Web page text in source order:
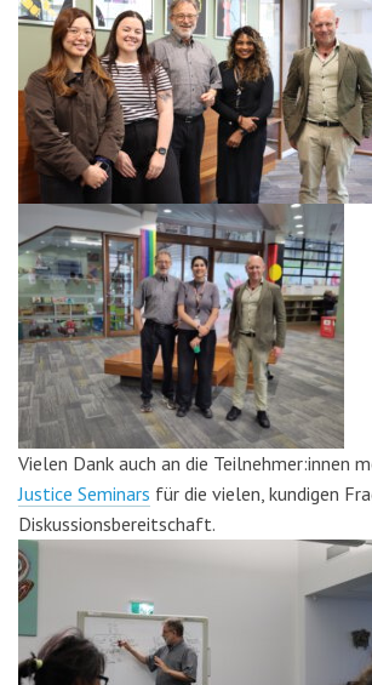
Vielen Dank auch an die Teilnehmer:innen
Justice Seminars für die vielen, kundigen
Diskussionsbereitschaft.